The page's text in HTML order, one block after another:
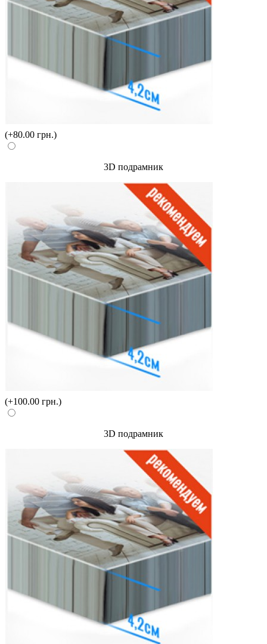
(+80.00 грн.)
3D подрамник
(+100.00 грн.)
3D подрамник